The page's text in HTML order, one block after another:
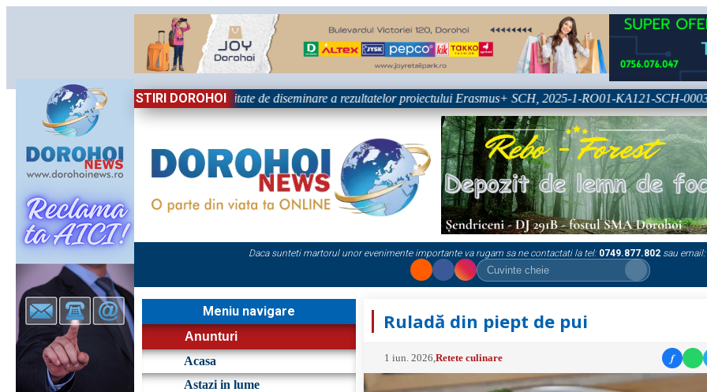
STIRI DOROHOI
„Grigore Ghica” Dorohoi - Activitate de diseminare a rezultatelor proiectului Erasmus+ SCH, 2025-1-RO01-KA121-SCH-
Daca sunteti martorul unor evenimente importante va rugam sa ne contactati la tel: 0749.877.802 sau email:
Meniu navigare
Anunturi
Acasa
Astazi in lume
Ruladă din piept de pui
1 iun. 2026 ,Retete culinare f